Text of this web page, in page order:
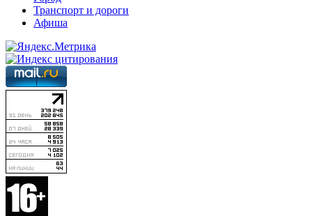
Транспорт и дороги
Афиша